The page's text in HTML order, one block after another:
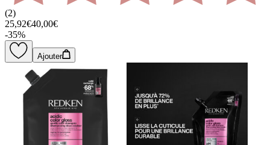
(2)
25,92€40,00€
-35%
Ajouter